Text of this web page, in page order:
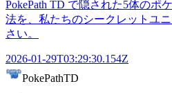
PokePath TD で隠された5体のポ
法を、私たちのシークレットユ
さい。
2026-01-29T03:29:30.154Z
PokePathTD